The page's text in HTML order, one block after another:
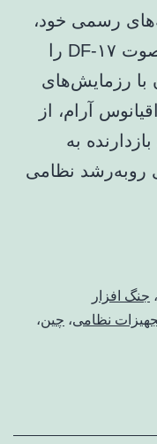
رسمی خود،
تصاویر موشک بالستیک مافوق‌صوت DF-۱۷ را
با رزمایش‌های
آرام، از
به
روبه‌رشد نظامی
، جنگ افزار
نظامی، چین،